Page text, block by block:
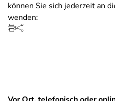
können Sie sich jederzeit an
wenden: